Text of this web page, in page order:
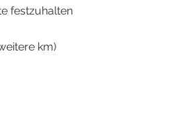
festzuhalten
km)